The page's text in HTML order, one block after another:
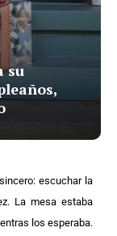
su
escuchar la
La mesa estaba
los esperaba.